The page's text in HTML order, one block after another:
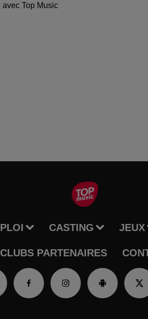
avec Top Music
CASTING JEUX
CLUBS PARTENAIRES